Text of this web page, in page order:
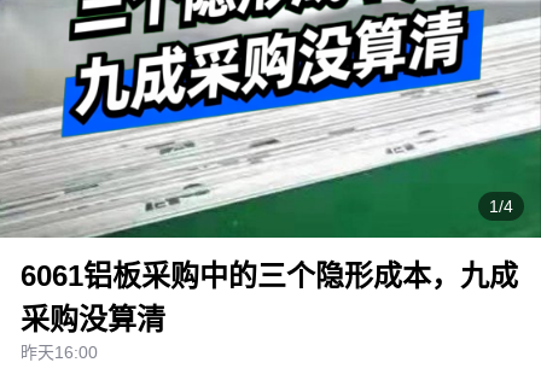
1/4
6061铝板采购中的三个隐形成本，九成
采购没算清
昨天16:00